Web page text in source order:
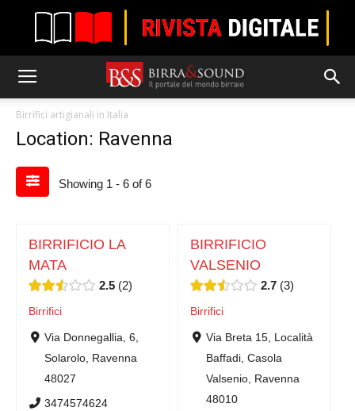
Birrifici artigianali in Italia
Location: Ravenna
Showing 1 - 6 of 6
BIRRIFICIO LA
MATA
2.5 2
Birrifici
Via Donnegallia, 6,
Solarolo, Ravenna
48027
3474574624
BIRRIFICIO
VALSENIO
2.7 3
Birrifici
Via Breta 15, Località
Baffadi, Casola
Valsenio, Ravenna
48010